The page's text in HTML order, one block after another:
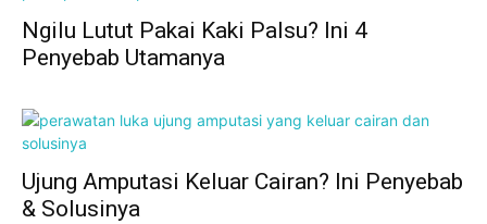
Ngilu Lutut Pakai Kaki Palsu? Ini 4
Penyebab Utamanya
Ujung Amputasi Keluar Cairan? Ini Penyebab
& Solusinya